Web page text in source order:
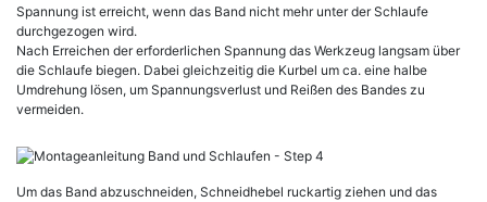
Spannung ist erreicht, wenn das Band nicht mehr unter der Schlaufe
durchgezogen wird.
Nach Erreichen der erforderlichen Spannung das Werkzeug langsam über
die Schlaufe biegen. Dabei gleichzeitig die Kurbel um ca. eine halbe
Umdrehung lösen, um Spannungsverlust und Reißen des Bandes zu
vermeiden.
Um das Band abzuschneiden, Schneidhebel ruckartig ziehen und das